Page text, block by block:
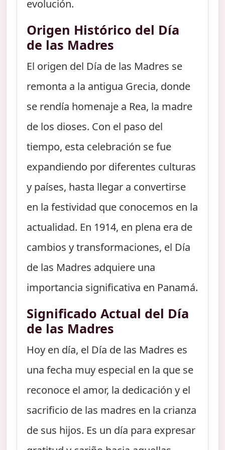
evolución.
Origen Histórico del Día
de las Madres
El origen del Día de las Madres se
remonta a la antigua Grecia, donde
se rendía homenaje a Rea, la madre
de los dioses. Con el paso del
tiempo, esta celebración se fue
expandiendo por diferentes culturas
y países, hasta llegar a convertirse
en la festividad que conocemos en la
actualidad. En 1914, en plena era de
cambios y transformaciones, el Día
de las Madres adquiere una
importancia significativa en Panamá.
Significado Actual del Día
de las Madres
Hoy en día, el Día de las Madres es
una fecha muy especial en la que se
reconoce el amor, la dedicación y el
sacrificio de las madres en la crianza
de sus hijos. Es un día para expresar